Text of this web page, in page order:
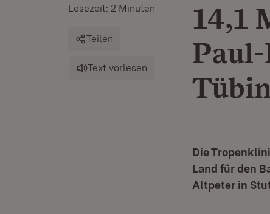
14,1
Lesezeit: 2 Minuten
Teilen
Text vorlesen
Die
Land für den
Altpeter in